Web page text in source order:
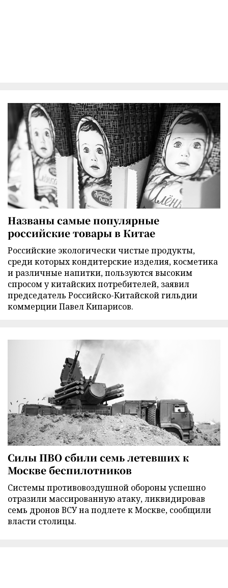
Названы самые популярные
российские товары в Китае
Российские экологически чистые продукты,
среди которых кондитерские изделия, косметика
и различные напитки, пользуются высоким
спросом у китайских потребителей, заявил
председатель Российско-Китайской гильдии
коммерции Павел Кипарисов.
Силы ПВО сбили семь летевших к
Москве беспилотников
Cистемы противовоздушной обороны успешно
отразили массированную атаку, ликвидировав
семь дронов ВСУ на подлете к Москве, сообщили
власти столицы.